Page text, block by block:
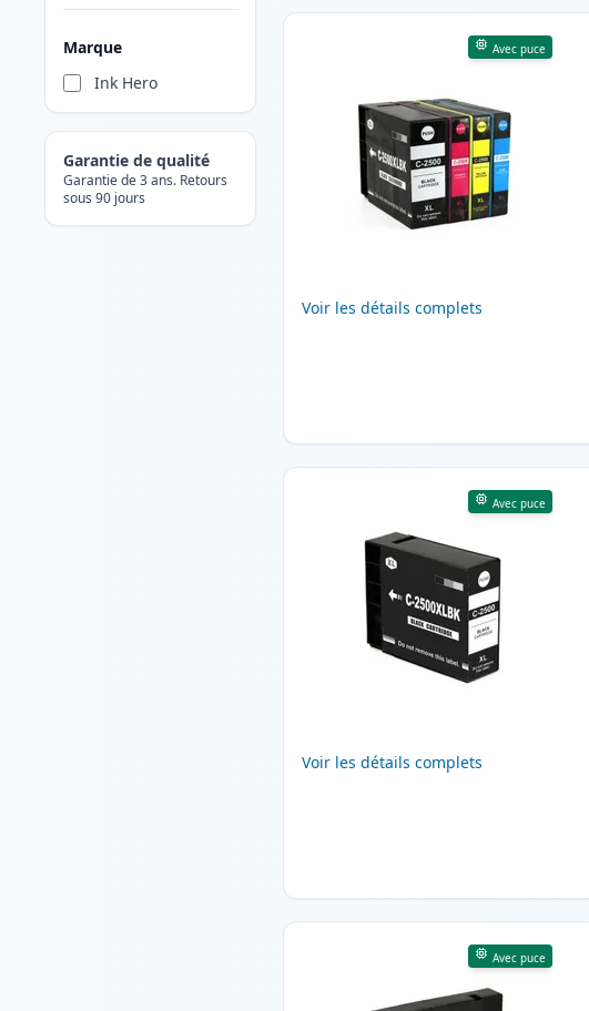
Marque
Ink Hero
Garantie de qualité
Garantie de 3 ans. Retours
sous 90 jours
Avec puce
Voir les détails complets
Avec puce
Voir les détails complets
Avec puce